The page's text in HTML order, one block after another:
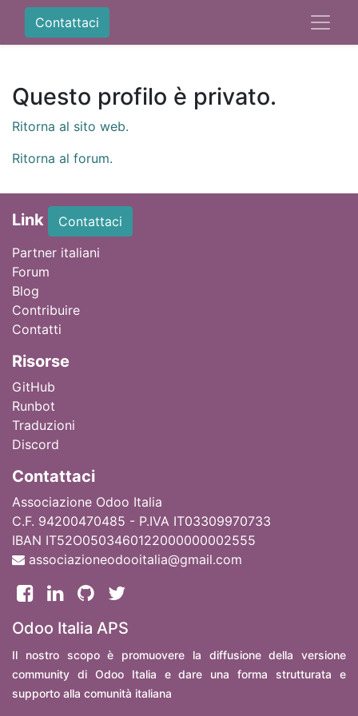
Contattaci
Questo profilo è privato.
Ritorna al sito web.
Ritorna al forum.
Link
Contattaci
Partner italiani
Forum
Blog
Contribuire
Contatti
Risorse
GitHub
Runbot
Traduzioni
Discord
Contattaci
Associazione Odoo Italia
C.F. 94200470485 - P.IVA IT03309970733
IBAN IT52O0503460122000000002555
associazioneodooitalia@gmail.com
Odoo Italia APS
Il nostro scopo è promuovere la diffusione della versione
community di Odoo Italia e dare una forma strutturata e
supporto alla comunità italiana